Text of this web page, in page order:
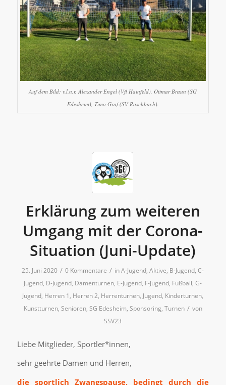
Auf dem Bild: v.l.n.r. Alexander Engel (Vfl Hainfeld), Ottmar Braun (SG
Edesheim), Timo Graf (SV Roschbach).
Erklärung zum weiteren
Umgang mit der Corona-
Situation (Juni-Update)
25. Juni 2020 / 0 Kommentare / inA-Jugend,Aktive, B-Jugend,C-
Jugend, D-Jugend, Damenturnen, E-Jugend, F-Jugend, Fußball,G-
Jugend, Herren 1 , Herren 2, Herrenturnen, Jugend, Kinderturnen,
Kunstturnen, Senioren, SG Edesheim, Sponsoring, Turnen / von
SSV23
Liebe Mitglieder, Sportler*innen,
sehr geehrte Damen und Herren,
die sportlich Zwangspause, bedingt durch die